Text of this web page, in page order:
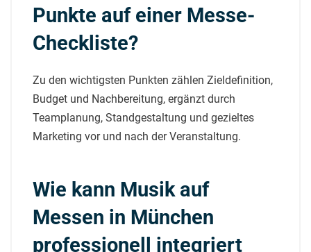
Punkte auf einer Messe-
Checkliste?
Zu den wichtigsten Punkten zählen Zieldefinition,
Budget und Nachbereitung, ergänzt durch
Teamplanung, Standgestaltung und gezieltes
Marketing vor und nach der Veranstaltung.
Wie kann Musik auf
Messen in München
professionell integriert